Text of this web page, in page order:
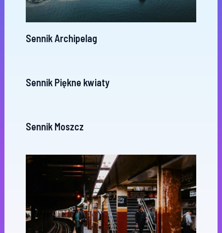
Sennik Archipelag
Sennik Piękne kwiaty
Sennik Moszcz